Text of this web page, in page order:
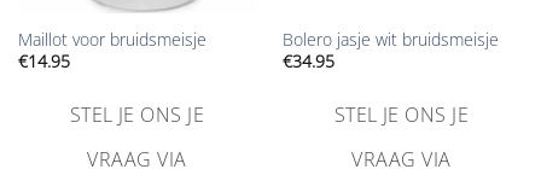
Maillot voor bruidsmeisje
€14.95
STEL JE ONS JE
VRAAG VIA
Bolero jasje wit bruidsmeisje
€34.95
STEL JE ONS JE
VRAAG VIA